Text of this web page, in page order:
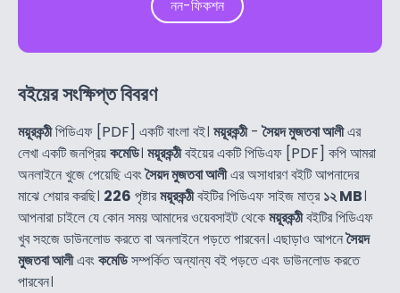
নন-ফিকশন
বইয়ের সংক্ষিপ্ত বিবরণ
ময়ূরকন্ঠীপিডিএফ [PDF] একটি বাংলা বই। ময়ূরকন্ঠী-সৈয়দ মুজতবা আলীএর
লেখা একটি জনপ্রিয়কমেডি। ময়ূরকন্ঠীবইয়ের একটি পিডিএফ [PDF] কপি আমরা
অনলাইনে খুজে পেয়েছি এবংসৈয়দ মুজতবা আলীএর অসাধারণ বইটি আপনাদের
মাঝে শেয়ার করছি। 226 পৃষ্টারময়ূরকন্ঠীবইটির পিডিএফ সাইজ মাত্র১২ MB।
আপনারা চাইলে যে কোন সময় আমাদের ওয়েবসাইট থেকেময়ূরকন্ঠীবইটির পিডিএফ
খুব সহজে ডাউনলোড করতে বা অনলাইনে পড়তে পারবেন। এছাড়াও আপনেসৈয়দ
মুজতবা আলীএবংকমেডিসম্পর্কিত অন্যান্য বই পড়তে এবং ডাউনলোড করতে
পারবেন।